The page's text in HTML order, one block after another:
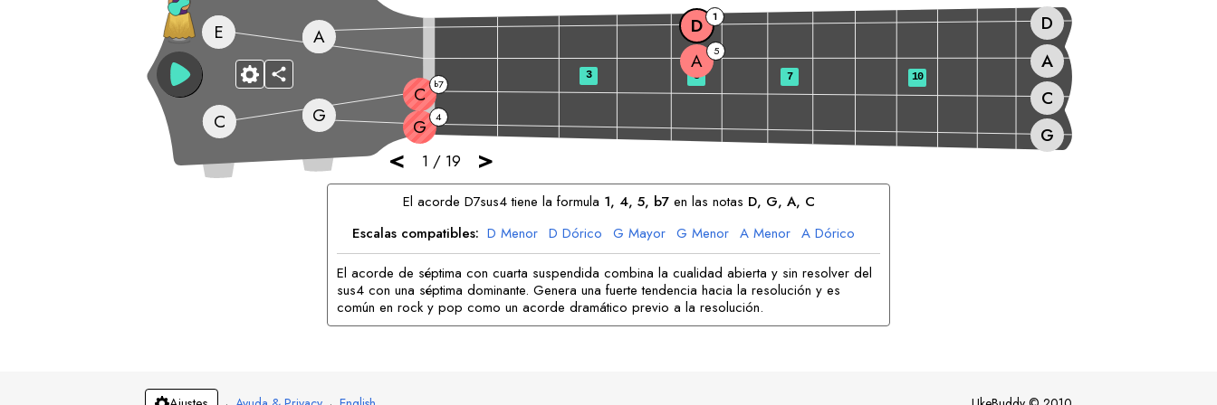
< 1 / 19 >
G G 4
G
C
C b7
C
E
A
5 A
A D 1 D
3 5 7 10
El acorde D7sus4 tiene la formula 1, 4, 5, b7en las notas D, G, A, C
Escalas compatibles: D Menor D Dórico G Mayor G Menor A Menor A Dórico
C Mayor C Dórico
El acorde de séptima con cuarta suspendida combina la cualidad abierta y sin resolver del
sus4 con una séptima dominante. Genera una fuerte tendencia hacia la resolución y es
común en rock y pop como un acorde dramático previo a la resolución.